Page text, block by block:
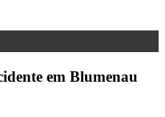
em Blumenau